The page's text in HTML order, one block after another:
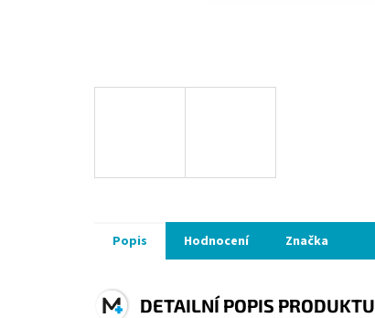
Popis Hodnocení Značka
DETAILNÍ POPIS PRODUKTU